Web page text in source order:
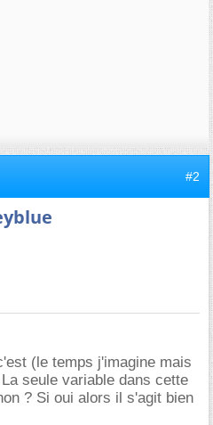
#2
(le temps j'imagine mais
seule variable dans cette
? Si oui alors il s'agit bien